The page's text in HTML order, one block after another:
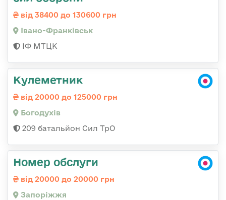
від 38400 до 130600 грн
Івано-Франківськ
ІФ МТЦК
Кулеметник
від 20000 до 125000 грн
Богодухів
209 батальйон Сил ТрО
Номер обслуги
від 20000 до 20000 грн
Запоріжжя